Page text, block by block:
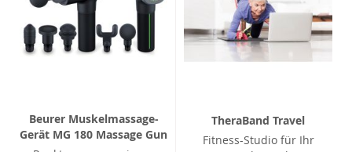
Beurer Muskelmassage-
Gerät MG 180 Massage Gun
TheraBand Travel
Fitness-Studio für Ihr